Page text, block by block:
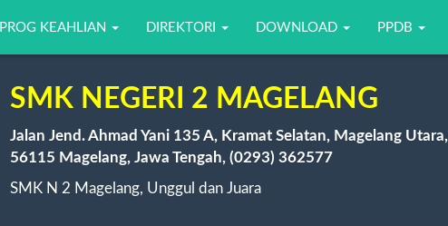
PROG KEAHLIAN DIREKTORI DOWNLOAD PPDB
SMK NEGERI 2 MAGELANG
Jalan Jend. Ahmad Yani 135 A, Kramat Selatan, Magelang Utara,
56115 Magelang, Jawa Tengah, (0293) 362577
SMK N 2 Magelang, Unggul dan Juara